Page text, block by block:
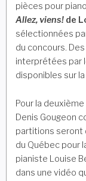
pièces pour
Allez, viens! de
sélectionnées
du concours.
interprétées par
disponibles sur
Pour la
Denis Gougeon
partitions seront
du Québec pour
pianiste Louise
dans une vidéo